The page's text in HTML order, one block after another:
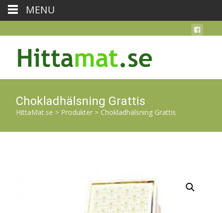
Chokladhälsning Grattis
HittaMat.se > Produkter > Chokladhälsning Grattis
MENU